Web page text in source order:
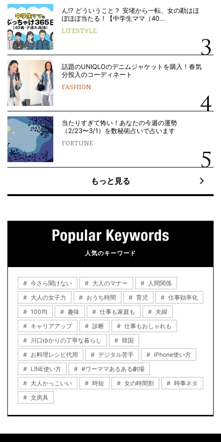
ん!? どういうこと？ 安堵から一転、女の勘はほ
ぼほぼ当たる！【中学生ママ（40…
LIFESTYLE
話題のUNIQLOのデニムジャケットを購入！春気
分投入のコーディネート
FASHION
当たりすぎて怖い！あなたの今週の運勢
（2/23〜3/1）を数秘術占いで占います
FORTUNE
もっと見る
人気のキーワード
今さら聞けない 大人のマナー
人間関係
大人の女子力
おうち時間 育児
仕事効率化
100均
趣味 仕事も家庭も
夫婦
キャリアアップ
診断
仕事もおしゃれも
川口ゆかりの丁寧な暮らし
韓国
お料理レシピ代用
デジタル苦手
iPhone使い方
LINE使い方
#ワーママあるある劇場
大人かっこいい
時短 女の時間割
時事ネタ
文房具